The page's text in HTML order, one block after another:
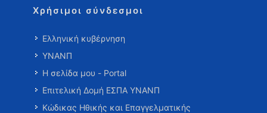
Χρήσιμοι σύνδεσμοι
Ελληνική κυβέρνηση
ΥΝΑΝΠ
Η σελίδα μου - Portal
Επιτελική Δομή ΕΣΠΑ ΥΝΑΝΠ
Κώδικας Ηθικής και Επαγγελματικής